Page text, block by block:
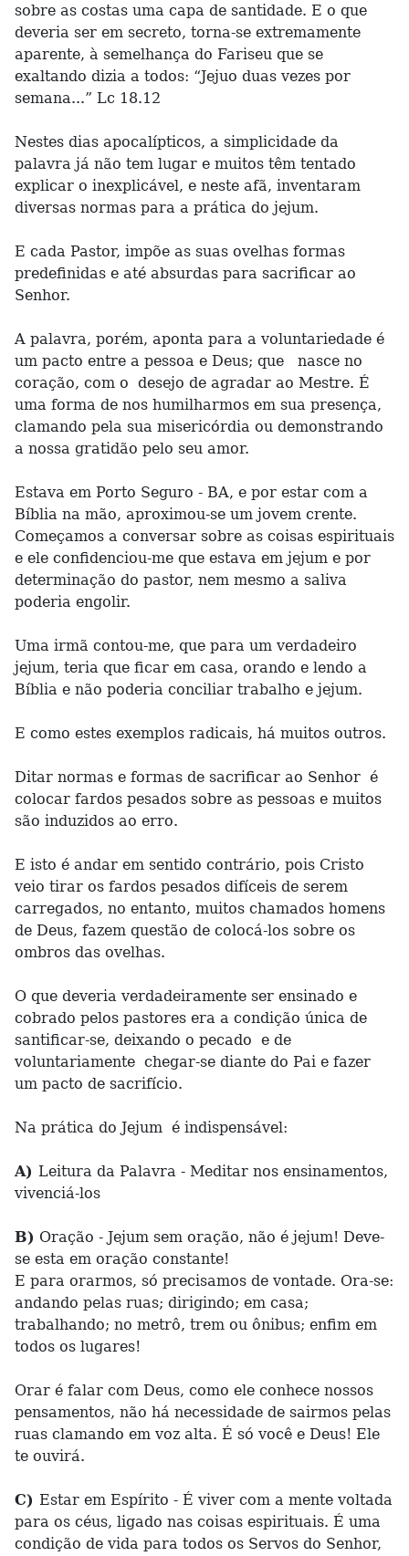
sobre as costas uma capa de santidade. E o que
deveria ser em secreto, torna-se extremamente
aparente, à semelhança do Fariseu que se
exaltando dizia a todos: “Jejuo duas vezes por
semana...” Lc 18.12
Nestes dias apocalípticos, a simplicidade da
palavra já não tem lugar e muitos têm tentado
explicar o inexplicável, e neste afã, inventaram
diversas normas para a prática do jejum.
E cada Pastor, impõe as suas ovelhas formas
predefinidas e até absurdas para sacrificar ao
Senhor.
A palavra, porém, aponta para a voluntariedade é
um pacto entre a pessoa e Deus; que nasce no
coração, com o desejo de agradar ao Mestre. É
uma forma de nos humilharmos em sua presença,
clamando pela sua misericórdia ou demonstrando
a nossa gratidão pelo seu amor.
Estava em Porto Seguro - BA, e por estar com a
Bíblia na mão, aproximou-se um jovem crente.
Começamos a conversar sobre as coisas espirituais
e ele confidenciou-me que estava em jejum e por
determinação do pastor, nem mesmo a saliva
poderia engolir.
Uma irmã contou-me, que para um verdadeiro
jejum, teria que ficar em casa, orando e lendo a
Bíblia e não poderia conciliar trabalho e jejum.
E como estes exemplos radicais, há muitos outros.
Ditar normas e formas de sacrificar ao Senhor é
colocar fardos pesados sobre as pessoas e muitos
são induzidos ao erro.
E isto é andar em sentido contrário, pois Cristo
veio tirar os fardos pesados difíceis de serem
carregados, no entanto, muitos chamados homens
de Deus, fazem questão de colocá-los sobre os
ombros das ovelhas.
O que deveria verdadeiramente ser ensinado e
cobrado pelos pastores era a condição única de
santificar-se, deixando o pecado e de
voluntariamente chegar-se diante do Pai e fazer
um pacto de sacrifício.
Na prática do Jejum é indispensável:
A) Leitura da Palavra - Meditar nos ensinamentos,
vivenciá-los
B) Oração - Jejum sem oração, não é jejum! Deve-
se esta em oração constante!
E para orarmos, só precisamos de vontade. Ora-se:
andando pelas ruas; dirigindo; em casa;
trabalhando; no metrô, trem ou ônibus; enfim em
todos os lugares!
Orar é falar com Deus, como ele conhece nossos
pensamentos, não há necessidade de sairmos pelas
ruas clamando em voz alta. É só você e Deus! Ele
te ouvirá.
C) Estar em Espírito - É viver com a mente voltada
para os céus, ligado nas coisas espirituais. É uma
condição de vida para todos os Servos do Senhor,